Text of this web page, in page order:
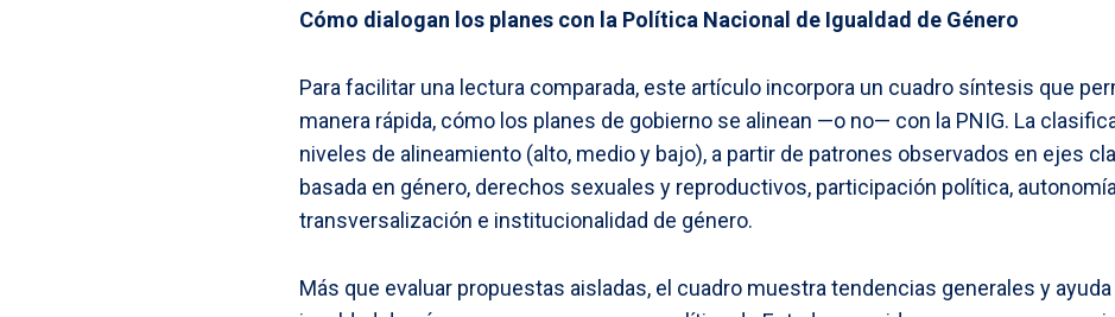
Cómo dialogan los planes con la Política Nacional de Igualdad de Género
Para facilitar una lectura comparada, este artículo incorpora un cuadro síntesis que
manera rápida, cómo los planes de gobierno se alinean —o no— con la PNIG. La
niveles de alineamiento (alto, medio y bajo), a partir de patrones observados en ejes
basada en género, derechos sexuales y reproductivos, participación política,
transversalización e institucionalidad de género.
Más que evaluar propuestas aisladas, el cuadro muestra tendencias generales y